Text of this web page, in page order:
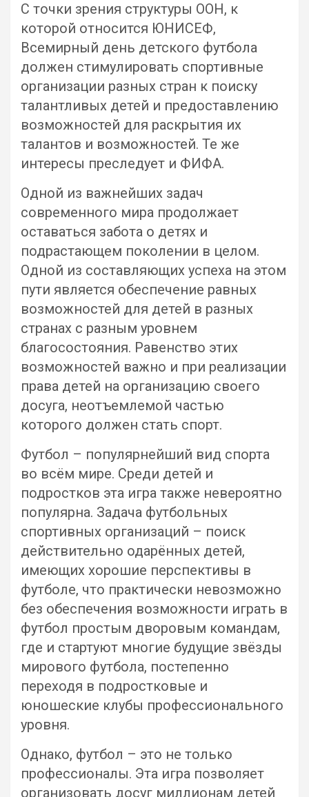
С точки зрения структуры ООН, к
которой относится ЮНИСЕФ,
Всемирный день детского футбола
должен стимулировать спортивные
организации разных стран к поиску
талантливых детей и предоставлению
возможностей для раскрытия их
талантов и возможностей. Те же
интересы преследует и ФИФА.
Одной из важнейших задач
современного мира продолжает
оставаться забота о детях и
подрастающем поколении в целом.
Одной из составляющих успеха на этом
пути является обеспечение равных
возможностей для детей в разных
странах с разным уровнем
благосостояния. Равенство этих
возможностей важно и при реализации
права детей на организацию своего
досуга, неотъемлемой частью
которого должен стать спорт.
Футбол – популярнейший вид спорта
во всём мире. Среди детей и
подростков эта игра также невероятно
популярна. Задача футбольных
спортивных организаций – поиск
действительно одарённых детей,
имеющих хорошие перспективы в
футболе, что практически невозможно
без обеспечения возможности играть в
футбол простым дворовым командам,
где и стартуют многие будущие звёзды
мирового футбола, постепенно
переходя в подростковые и
юношеские клубы профессионального
уровня.
Однако, футбол – это не только
профессионалы. Эта игра позволяет
организовать досуг миллионам детей